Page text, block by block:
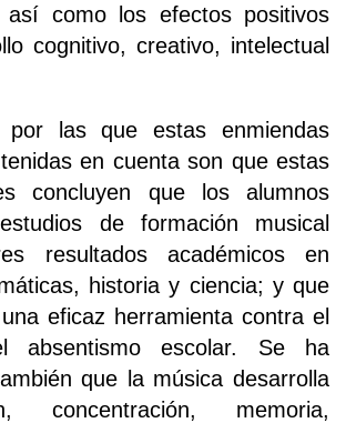
así como los efectos positivos
cognitivo, creativo, intelectual
por las que estas enmiendas
en cuenta son que estas
concluyen que los alumnos
de formación musical
resultados académicos en
historia y ciencia; y que
eficaz herramienta contra el
absentismo escolar. Se ha
que la música desarrolla
concentración, memoria,